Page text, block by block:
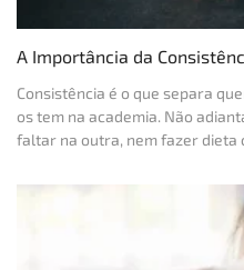
A Importância da
Consistência é o que separa
os tem na academia. Não
faltar na outra, nem fazer dieta